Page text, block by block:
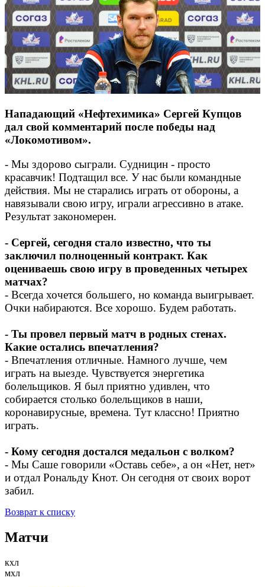
Нападающий «Нефтехимика» Сергей Купцов
дал свой комментарий после победы над
«Локомотивом».
- Мы здорово сыграли. Судницин - просто
красавчик! Подтащил все. У нас были командные
действия. Мы не старались играть от обороны, а
навязывали свою игру, играли агрессивно в атаке.
Результат закономерен.
- Сергей, сегодня стало известно, что ты
заключил полноценный контракт. Как
оцениваешь свою игру в проведенных четырех
матчах?
- Всегда хочется большего, но команда выигрывает.
Очки набираются. Все хорошо. Будем работать.
- Ты провел первый матч в родных стенах.
Какие остались впечатления?
- Впечатления отличные. Намного лучше, чем
играть на выезде. Чувствуется энергетика
болельщиков. Я был приятно удивлен, что
собирается столько болельщиков в наши,
коронавирусные, времена. Тут классно! Приятно
играть.
- Кому сегодня достался медальон с волком?
- Мы Саше говорили «Оставь себе», а он «Нет, нет»
и отдал Рональду Кнот. Он сегодня от своих ворот
забил.
Возврат к списку
Матчи
кхл
мхл